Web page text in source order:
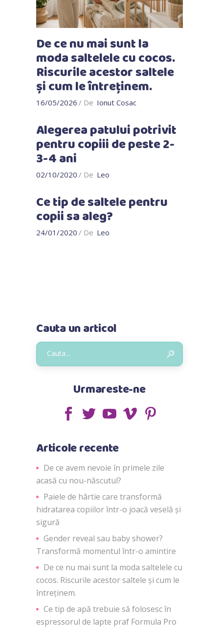
De ce nu mai sunt la
moda saltelele cu cocos.
Riscurile acestor saltele
și cum le întreținem.
16/05/2026 De Ionut Cosac
Alegerea patului potrivit
pentru copiii de peste 2-
3-4 ani
02/10/2020 De Leo
Ce tip de saltele pentru
copii sa aleg?
24/01/2020 De Leo
Cauta un articol
Urmareste-ne
Articole recente
De ce avem nevoie în primele zile
acasă cu nou-născutul?
Paiele de hârtie care transformă
hidratarea copiilor într-o joacă veselă și
sigură
Gender reveal sau baby shower?
Transformă momentul într-o amintire
De ce nu mai sunt la moda saltelele cu
cocos. Riscurile acestor saltele și cum le
întreținem.
Ce tip de apă trebuie să folosesc în
espressorul de lapte praf Formula Pro